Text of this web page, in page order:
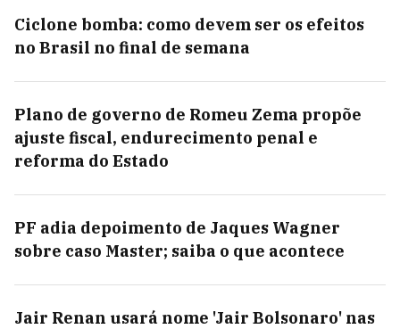
Ciclone bomba: como devem ser os efeitos
no Brasil no final de semana
Plano de governo de Romeu Zema propõe
ajuste fiscal, endurecimento penal e
reforma do Estado
PF adia depoimento de Jaques Wagner
sobre caso Master; saiba o que acontece
Jair Renan usará nome 'Jair Bolsonaro' nas